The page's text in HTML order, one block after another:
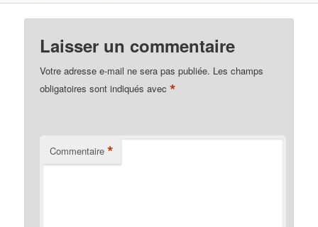
Laisser un commentaire
Votre adresse e-mail ne sera pas publiée. Les champs
obligatoires sont indiqués avec*
Commentaire *